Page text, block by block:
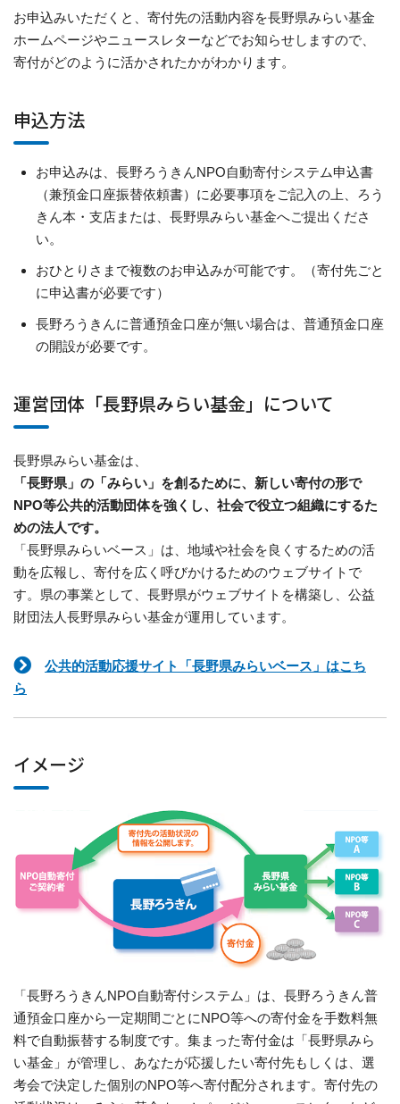
お申込みいただくと、寄付先の活動内容を長野県みらい基金
ホームページやニュースレターなどでお知らせしますので、
寄付がどのように活かされたかがわかります。
申込方法
お申込みは、長野ろうきんNPO自動寄付システム申込書
（兼預金口座振替依頼書）に必要事項をご記入の上、ろう
きん本・支店または、長野県みらい基金へご提出くださ
い。
おひとりさまで複数のお申込みが可能です。（寄付先ごと
に申込書が必要です）
長野ろうきんに普通預金口座が無い場合は、普通預金口座
の開設が必要です。
運営団体「長野県みらい基金」について
長野県みらい基金は、
「長野県」の「みらい」を創るために、新しい寄付の形で
NPO等公共的活動団体を強くし、社会で役立つ組織にするた
めの法人です。
「長野県みらいベース」は、地域や社会を良くするための活
動を広報し、寄付を広く呼びかけるためのウェブサイトで
す。県の事業として、長野県がウェブサイトを構築し、公益
財団法人長野県みらい基金が運用しています。
公共的活動応援サイト「長野県みらいベース」はこち
ら
イメージ
「長野ろうきんNPO自動寄付システム」は、長野ろうきん普
通預金口座から一定期間ごとにNPO等への寄付金を手数料無
料で自動振替する制度です。集まった寄付金は「長野県みら
い基金」が管理し、あなたが応援したい寄付先もしくは、選
考会で決定した個別のNPO等へ寄付配分されます。寄付先の